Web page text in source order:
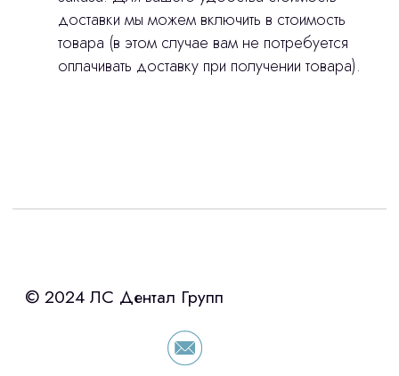
доставки мы можем включить в стоимость
товара (в этом случае вам не потребуется
оплачивать доставку при получении товара).
Интересует лизинг?
«Уралпромлизинг» подберем выгодные
условия по лизингу оборудования,
просто оставьте контакты чтобы мы
сориентировали по условиям